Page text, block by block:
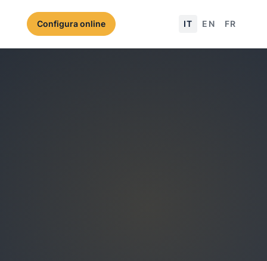
Configura online IT EN FR